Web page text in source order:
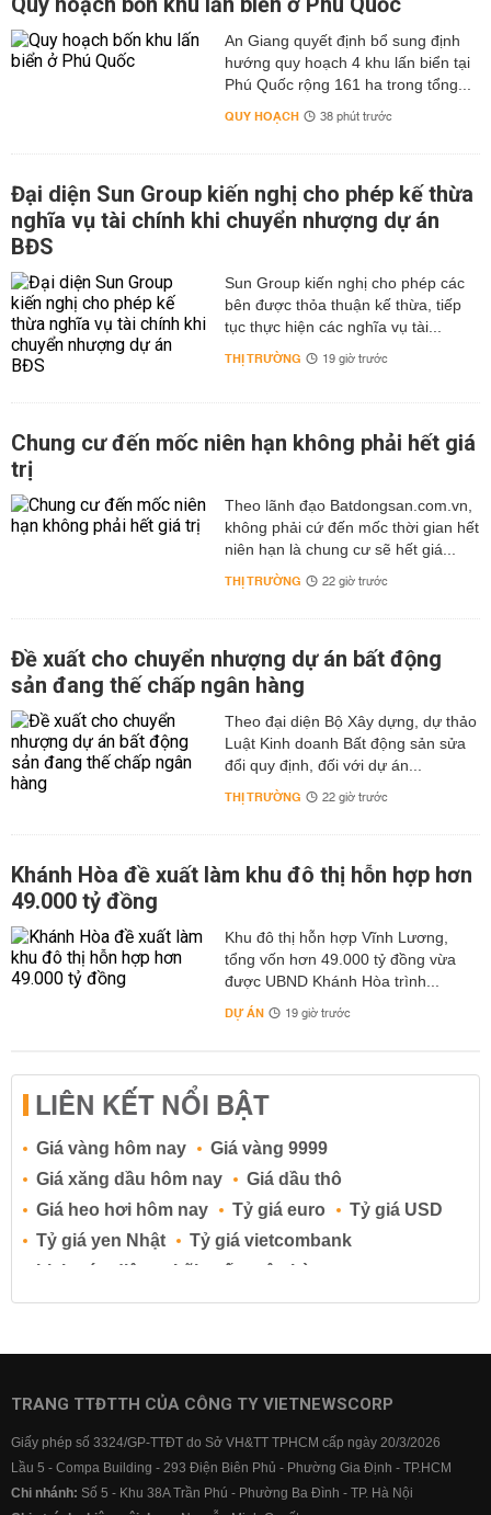
An Giang quyết định bổ sung định
hướng quy hoạch 4 khu lấn biển tại
Phú Quốc rộng 161 ha trong tổng...
QUY HOẠCH 38 phút trước
Đại diện Sun Group kiến nghị cho phép kế thừa
nghĩa vụ tài chính khi chuyển nhượng dự án
BĐS
Sun Group kiến nghị cho phép các
bên được thỏa thuận kế thừa, tiếp
tục thực hiện các nghĩa vụ tài...
THỊ TRƯỜNG 19 giờ trước
Chung cư đến mốc niên hạn không phải hết giá
trị
Theo lãnh đạo Batdongsan.com.vn,
không phải cứ đến mốc thời gian hết
niên hạn là chung cư sẽ hết giá...
THỊ TRƯỜNG 22 giờ trước
Đề xuất cho chuyển nhượng dự án bất động
sản đang thế chấp ngân hàng
Theo đại diện Bộ Xây dựng, dự thảo
Luật Kinh doanh Bất động sản sửa
đổi quy định, đối với dự án...
THỊ TRƯỜNG 22 giờ trước
Khánh Hòa đề xuất làm khu đô thị hỗn hợp hơn
49.000 tỷ đồng
Khu đô thị hỗn hợp Vĩnh Lương,
tổng vốn hơn 49.000 tỷ đồng vừa
được UBND Khánh Hòa trình...
DỰ ÁN 19 giờ trước
LIÊN KẾT NỔI BẬT
Giá vàng hôm nay
Giá vàng 9999
Giá xăng dầu hôm nay
Giá dầu thô
Giá heo hơi hôm nay
Tỷ giá euro
Tỷ giá USD
Tỷ giá yen Nhật
Tỷ giá vietcombank
Lịch cúp điện
Lãi suất ngân hàng
Lãi suất tiết kiệm
Lãi suất tiền gửi
Lãi suất ngân hàng BIDV
Lãi suất ngân hàng Vietcombank
TRANG TTĐTTH CỦA CÔNG TY VIETNEWSCORP
Giấy phép số 3324/GP-TTĐT do Sở VH&TT TPHCM cấp ngày 20/3/2026
Lầu 5 - Compa Building - 293 Điện Biên Phủ - Phường Gia Định - TP.HCM
Chi nhánh: Số 5 - Khu 38A Trần Phú - Phường Ba Đình - TP. Hà Nội